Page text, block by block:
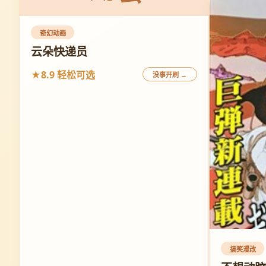
奇幻动画
云朵快递员
★8.9 轻松可选 没事开刷 →
搞笑漫改